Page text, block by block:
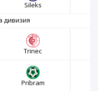
Sileks
дивизия
Trinec
Pribram